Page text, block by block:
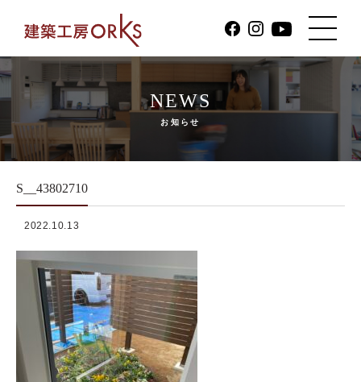
NEWS
お知らせ
S__43802710
2022.10.13